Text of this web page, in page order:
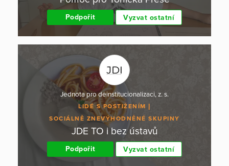
Podpořit Vyzvat ostatní
Jednota pro deinstitucionalizaci, z. s.
LIDÉ S POSTIŽENÍM
SOCIÁLNĚ ZNEVÝHODNĚNÉ SKUPINY
JDE TO i bez ústavů
Podpořit Vyzvat ostatní